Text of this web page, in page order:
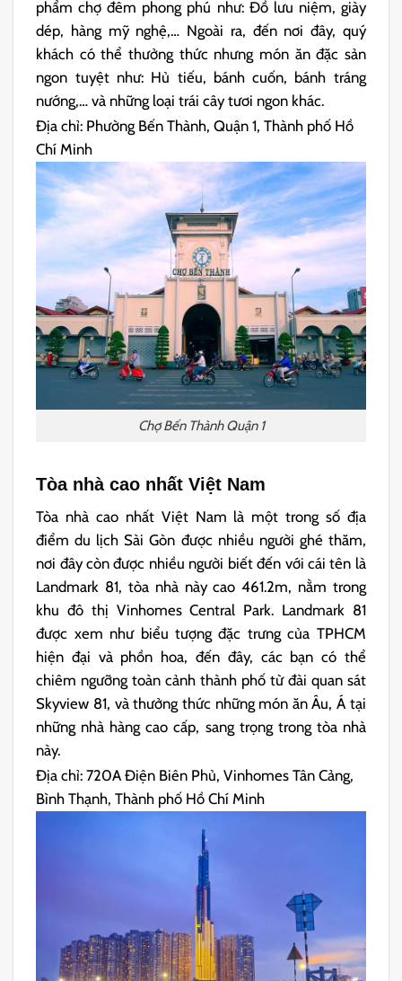
phẩm chợ đêm phong phú như: Đồ lưu niệm, giày
dép, hàng mỹ nghệ,… Ngoài ra, đến nơi đây, quý
khách có thể thưởng thức nhưng món ăn đặc sản
ngon tuyệt như: Hủ tiếu, bánh cuốn, bánh tráng
nướng,… và những loại trái cây tươi ngon khác.
Địa chỉ: Phường Bến Thành, Quận 1, Thành phố Hồ
Chí Minh
Chợ Bến Thành Quận 1
Tòa nhà cao nhất Việt Nam
Tòa nhà cao nhất Việt Nam là một trong số địa
điểm du lịch Sài Gòn được nhiều người ghé thăm,
nơi đây còn được nhiều người biết đến với cái tên là
Landmark 81, tòa nhà này cao 461.2m, nằm trong
khu đô thị Vinhomes Central Park. Landmark 81
được xem như biểu tượng đặc trưng của TPHCM
hiện đại và phồn hoa, đến đây, các bạn có thể
chiêm ngưỡng toàn cảnh thành phố từ đài quan sát
Skyview 81, và thưởng thức những món ăn Âu, Á tại
những nhà hàng cao cấp, sang trọng trong tòa nhà
này.
Địa chỉ: 720A Điện Biên Phủ, Vinhomes Tân Cảng,
Bình Thạnh, Thành phố Hồ Chí Minh